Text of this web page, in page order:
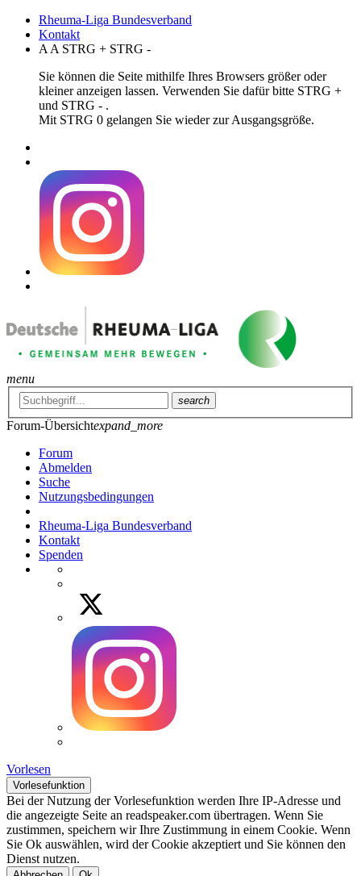
Rheuma-Liga Bundesverband
Kontakt
A A STRG + STRG -
Sie können die Seite mithilfe Ihres Browsers größer oder
kleiner anzeigen lassen. Verwenden Sie dafür bitte STRG +
und STRG - .
Mit STRG 0 gelangen Sie wieder zur Ausgangsgröße.
menu
search
Forum-Übersichtexpand_more
Forum
Abmelden
Suche
Nutzungsbedingungen
Rheuma-Liga Bundesverband
Kontakt
Spenden
Vorlesen
Vorlesefunktion
Bei der Nutzung der Vorlesefunktion werden Ihre IP-Adresse und
die angezeigte Seite an readspeaker.com übertragen. Wenn Sie
zustimmen, speichern wir Ihre Zustimmung in einem Cookie. Wenn
Sie Ok auswählen, wird der Cookie akzeptiert und Sie können den
Dienst nutzen.